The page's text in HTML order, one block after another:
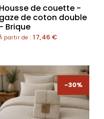
Housse de couette -
gaze de coton double
- Brique
partir de : 17,46 €
-30%